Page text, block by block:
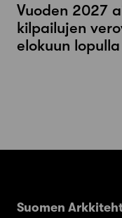
Vuoden 2027
kilpailujen
elokuun lopulla
Suomen